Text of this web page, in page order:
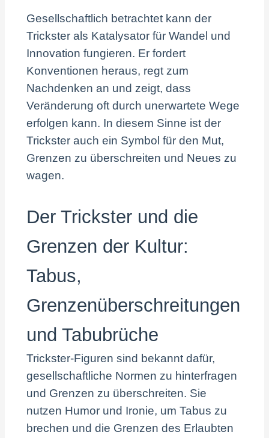
Gesellschaftlich betrachtet kann der
Trickster als Katalysator für Wandel und
Innovation fungieren. Er fordert
Konventionen heraus, regt zum
Nachdenken an und zeigt, dass
Veränderung oft durch unerwartete Wege
erfolgen kann. In diesem Sinne ist der
Trickster auch ein Symbol für den Mut,
Grenzen zu überschreiten und Neues zu
wagen.
Der Trickster und die
Grenzen der Kultur:
Tabus,
Grenzenüberschreitungen
und Tabubrüche
Trickster-Figuren sind bekannt dafür,
gesellschaftliche Normen zu hinterfragen
und Grenzen zu überschreiten. Sie
nutzen Humor und Ironie, um Tabus zu
brechen und die Grenzen des Erlaubten